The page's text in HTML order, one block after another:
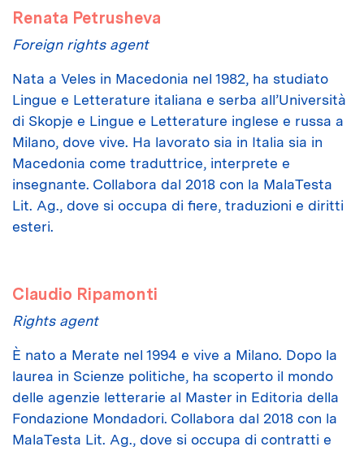
Renata Petrusheva
Foreign rights agent
Nata a Veles in Macedonia nel 1982, ha studiato
Lingue e Letterature italiana e serba all’Università
di Skopje e Lingue e Letterature inglese e russa a
Milano, dove vive. Ha lavorato sia in Italia sia in
Macedonia come traduttrice, interprete e
insegnante. Collabora dal 2018 con la MalaTesta
Lit. Ag., dove si occupa di fiere, traduzioni e diritti
esteri.
Claudio Ripamonti
Rights agent
È nato a Merate nel 1994 e vive a Milano. Dopo la
laurea in Scienze politiche, ha scoperto il mondo
delle agenzie letterarie al Master in Editoria della
Fondazione Mondadori. Collabora dal 2018 con la
MalaTesta Lit. Ag., dove si occupa di contratti e